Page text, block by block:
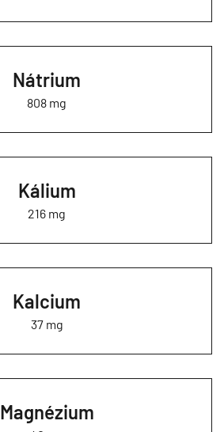
Nátrium
808 mg
Kálium
216 mg
Kalcium
37 mg
Magnézium